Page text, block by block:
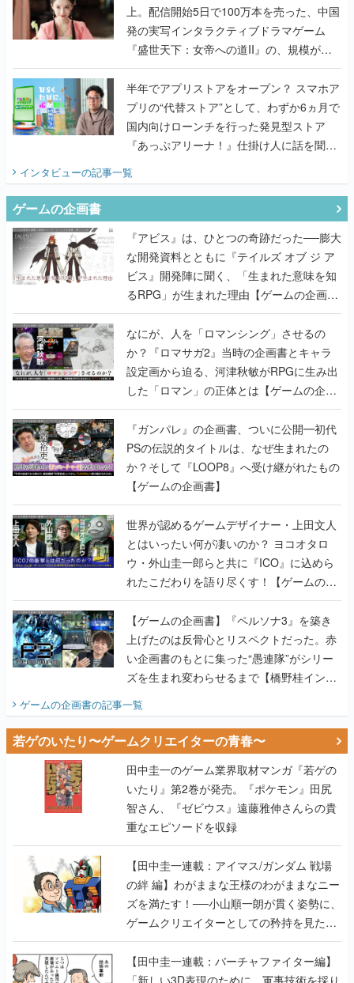
うこだわりをプロデューサーに聞いた
半年でアプリストアをオープン？ スマホア
プリの“代替ストア”として、わずか6ヵ月で
国内向けローンチを行った発見型ストア
『あっぷアリーナ！』仕掛け人に話を聞い
てみた
インタビューの記事一覧
『アビス』は、ひとつの奇跡だった──膨大
な開発資料とともに『テイルズ オブ ジ ア
るRPG」が生まれた理由【ゲームの企画
書】
なにが、人を「ロマンシング」させるの
か？『ロマサガ2』当時の企画書とキャラ
設定画から迫る、河津秋敏がRPGに生み出
した「ロマン」の正体とは【ゲームの企画
書】
『ガンパレ』の企画書、ついに公開━初代
PSの伝説的タイトルは、なぜ生まれたの
か？そして『LOOP8』へ受け継がれたもの
【ゲームの企画書】
世界が認めるゲームデザイナー・上田文人
とはいったい何が凄いのか？ ヨコオタロ
ウ・外山圭一郎らと共に『ICO』に込めら
れたこだわりを語り尽くす！【ゲームの企
画書】
【ゲームの企画書】『ペルソナ3』を築き
上げたのは反骨心とリスペクトだった。赤
い企画書のもとに集った“愚連隊”がシリー
ズを生まれ変わらせるまで【橋野桂インタ
ビュー】
ゲームの企画書の記事一覧
若ゲのいたり〜ゲームクリエイターの青春〜
田中圭一のゲーム業界取材マンガ『若ゲの
いたり』第2巻が発売。『ポケモン』田尻
智さん、『ゼビウス』遠藤雅伸さんらの貴
重なエピソードを収録
【田中圭一連載：アイマス/ガンダム 戦場
の絆 編】わがままな王様のわがままなニー
ズを満たす！──小山順一朗が貫く姿勢に、
ゲームクリエイターとしての矜持を見た
【若ゲのいたり最終回】
【田中圭一連載：バーチャファイター編】
「新しい3D表現のために、軍事技術を採り
入れたい」世界情勢を味方につけて、ゲー
ムに革命をもたらした鈴木 裕の功績【若ゲ
のいたり】